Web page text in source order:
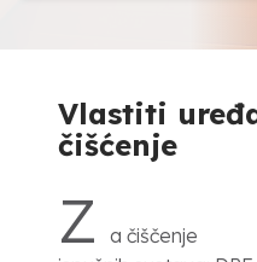
Vlastiti
čišćenje
Z
a čiščenje